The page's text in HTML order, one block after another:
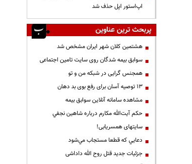
اپ‌استور اپل حذف شد
پربحث ترین عناوین
هشتمین کلان شهر ایران مشخص شد
سوابق بیمه شدگان روی سایت تامین اجتماعی
همجنس گرایی در شبکه من و تو
13 توصیه آسان برای رفع بوی بد دهان
مشاهده سامانه آنلاين سوابق بیمه
حكم آيت‌الله مكارم درباره شاهين نجفي
سایتهای همسریابی!
دعايي كه قطعا مستجاب مي‌شود
جزئیات جدید قتل روح الله داداشی